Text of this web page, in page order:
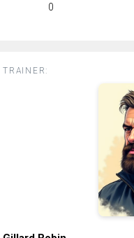
0
TRAINER: